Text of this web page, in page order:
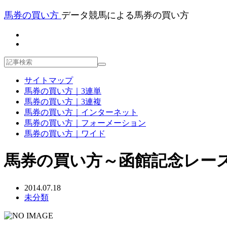
馬券の買い方 データ競馬による馬券の買い方
サイトマップ
馬券の買い方｜3連単
馬券の買い方｜3連複
馬券の買い方｜インターネット
馬券の買い方｜フォーメーション
馬券の買い方｜ワイド
馬券の買い方～函館記念レー
2014.07.18
未分類